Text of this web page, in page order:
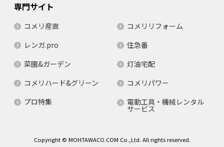
専門サイト
コメリ産直
コメリリフォーム
レンガ.pro
住急番
菜園&ガーデン
灯油宅配
コメリハード&グリーン
コメリパワー
プロ特集
電動工具・機械レンタル
サービス
Copyright © MOHTAWACO.COM Co.,Ltd. All rights reserved.